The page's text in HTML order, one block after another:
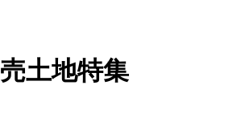
売土地特集